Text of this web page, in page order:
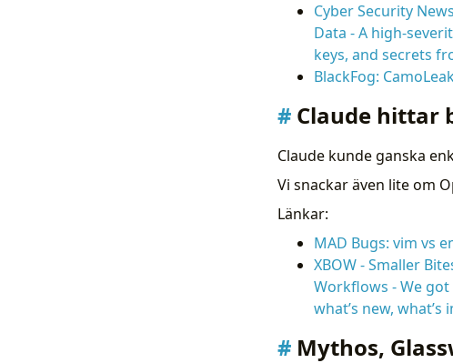
Cyber Security
Data - A high-
keys, and secrets
BlackFog:
Claude hittar
Claude kunde ganska
Vi snackar även lite om
Länkar:
MAD Bugs: vim vs
XBOW - Smaller
Workflows - We got
what’s new,
Mythos,